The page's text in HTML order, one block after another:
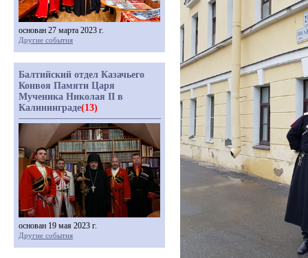
основан 27 марта 2023 г.
Другие события
Балтийский отдел Казачьего
Конвоя Памяти Царя
Мученика Николая II в
Калининграде(13)
основан 19 мая 2023 г.
Другие события